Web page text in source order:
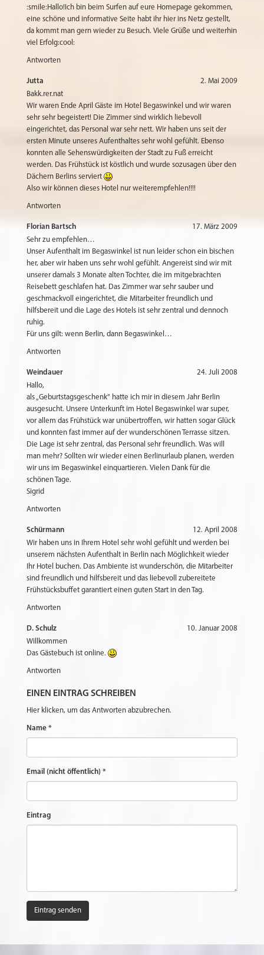
:smile:Hallo!Ich bin beim Surfen auf eure Homepage gekommen,
eine schöne und informative Seite habt ihr hier ins Netz gestellt,
da kommt man gern wieder zu Besuch. Viele Grüße und weiterhin
viel Erfolg:cool:
Antworten
Jutta
2. Mai 2009
Bakk.rer.nat
Wir waren Ende April Gäste im Hotel Begaswinkel und wir waren
sehr sehr begeistert! Die Zimmer sind wirklich liebevoll
eingerichtet, das Personal war sehr nett. Wir haben uns seit der
ersten Minute unseres Aufenthaltes sehr wohl gefühlt. Ebenso
konnten alle Sehenswürdigkeiten der Stadt zu Fuß erreicht
werden. Das Frühstück ist köstlich und wurde sozusagen über den
Dächern Berlins serviert
Also wir können dieses Hotel nur weiterempfehlen!!!!
Antworten
Florian Bartsch
17. März 2009
Sehr zu empfehlen…
Unser Aufenthalt im Begaswinkel ist nun leider schon ein bischen
her, aber wir haben uns sehr wohl gefühlt. Angereist sind wir mit
unserer damals 3 Monate alten Tochter, die im mitgebrachten
Reisebett geschlafen hat. Das Zimmer war sehr sauber und
geschmackvoll eingerichtet, die Mitarbeiter freundlich und
hilfsbereit und die Lage des Hotels ist sehr zentral und dennoch
ruhig.
Für uns gilt: wenn Berlin, dann Begaswinkel…
Antworten
Weindauer
24. Juli 2008
Hallo,
als „Geburtstagsgeschenk“ hatte ich mir in diesem Jahr Berlin
ausgesucht. Unsere Unterkunft im Hotel Begaswinkel war super,
vor allem das Frühstück war unübertroffen, wir hatten sogar Glück
und konnten fast immer auf der wunderschönen Terrasse sitzen.
Die Lage ist sehr zentral, das Personal sehr freundlich. Was will
man mehr? Sollten wir wieder einen Berlinurlaub planen, werden
wir uns im Begaswinkel einquartieren. Vielen Dank für die
schönen Tage.
Sigrid
Antworten
Schürmann
12. April 2008
Wir haben uns in Ihrem Hotel sehr wohl gefühlt und werden bei
unserem nächsten Aufenthalt in Berlin nach Möglichkeit wieder
Ihr Hotel buchen. Das Ambiente ist wunderschön, die Mitarbeiter
sind freundlich und hilfsbereit und das liebevoll zubereitete
Frühstücksbuffet garantiert einen guten Start in den Tag.
Antworten
D. Schulz
10. Januar 2008
Willkommen
Das Gästebuch ist online.
Antworten
EINEN EINTRAG SCHREIBEN
Hier klicken, um das Antworten abzubrechen.
Name *
Email (nicht öffentlich) *
Eintrag